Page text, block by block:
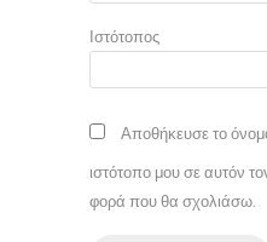
Ιστότοπος
Αποθήκευσε το
ιστότοπο μου σε αυτόν
φορά που θα σχολιάσω.